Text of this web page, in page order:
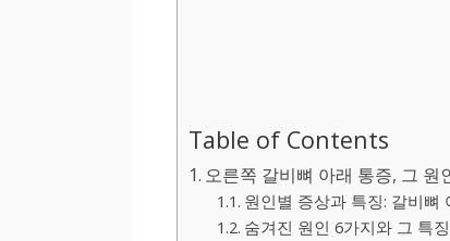
Table of Contents
오른쪽 갈비뼈 아래 통증, 그 원
원인별 증상과 특징: 갈비뼈
숨겨진 원인 6가지와 그 특